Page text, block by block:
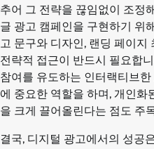
추어 그 전략을 끊임없이 조정
글 광고 캠페인을 구현하기 위
고 문구와 디자인, 랜딩 페이지
전략적 접근이 반드시 필요합
참여를 유도하는 인터랙티브
에 중요한 역할을 하며, 개인화
을 크게 끌어올린다는 점도 주
결국, 디지털 광고에서의 성공